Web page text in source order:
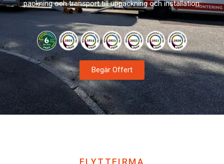
Flexibel förvaring av bohag
Flyttstädning
Städning inför överlämning
Flyttfirma Lund
Professionell flytthjälp i Lund
Flyttfirma Helsingborg
Lokala och långväga flyttar
Flyttfirma Hässleholm
Flytthjälp i norra Skåne
packning och transport till uppackning och installation.
Begär Offert
FLYTTFIRMA